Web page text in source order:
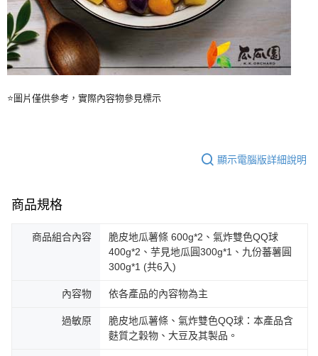
⭐圖片僅供參考，實際內容物參見標示
顯示電腦版詳細說明
商品規格
商品組合內容
脆皮地瓜薯條 600g*2、氣炸雙色QQ球
400g*2、芋見地瓜圓300g*1、九份蕃薯圓
300g*1 (共6入)
內容物 依各產品的內容物為主
過敏原
脆皮地瓜薯條、氣炸雙色QQ球：本產品含
麩質之穀物、大豆及其製品。